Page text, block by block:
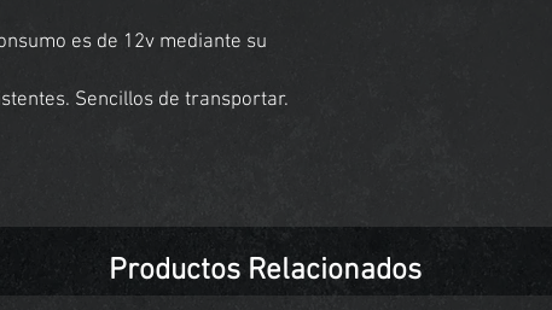
es de 12v mediante su
Sencillos de transportar.
Productos Relacionados